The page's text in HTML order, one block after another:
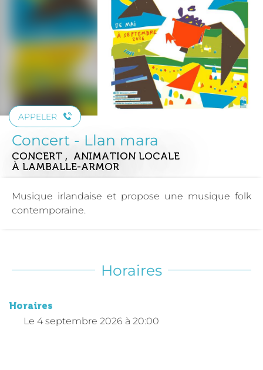
APPELER
Concert - Llan mara
CONCERT , ANIMATION LOCALE
À LAMBALLE-ARMOR
Musique irlandaise et propose une musique folk
contemporaine.
Horaires
Horaires
Le 4 septembre 2026 à 20:00